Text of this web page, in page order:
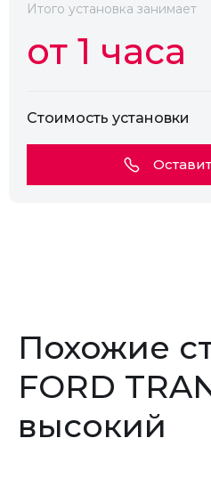
Итого установка занимает
от 1 часа
Стоимость установки
Похожие
FORD
высокий